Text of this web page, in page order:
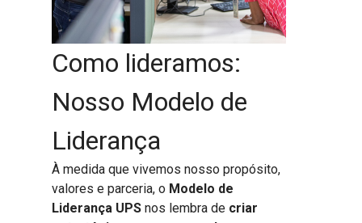
Como lideramos:
Nosso Modelo de
Liderança
À medida que vivemos nosso propósito,
valores e parceria, o Modelo de
Liderança UPS nos lembra de criar